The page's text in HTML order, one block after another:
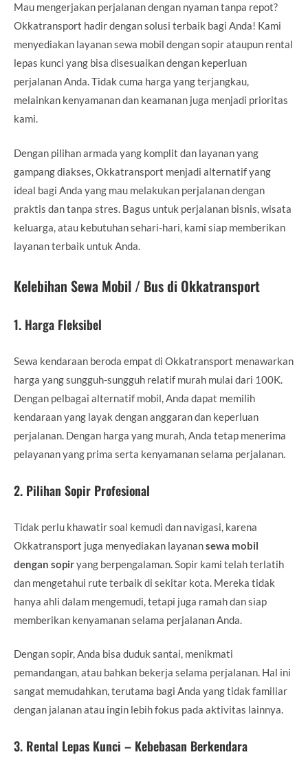
Mau mengerjakan perjalanan dengan nyaman tanpa repot?
Okkatransport hadir dengan solusi terbaik bagi Anda! Kami
menyediakan layanan sewa mobil dengan sopir ataupun rental
lepas kunci yang bisa disesuaikan dengan keperluan
perjalanan Anda. Tidak cuma harga yang terjangkau,
melainkan kenyamanan dan keamanan juga menjadi prioritas
kami.
Dengan pilihan armada yang komplit dan layanan yang
gampang diakses, Okkatransport menjadi alternatif yang
ideal bagi Anda yang mau melakukan perjalanan dengan
praktis dan tanpa stres. Bagus untuk perjalanan bisnis, wisata
keluarga, atau kebutuhan sehari-hari, kami siap memberikan
layanan terbaik untuk Anda.
Kelebihan Sewa Mobil / Bus di Okkatransport
1. Harga Fleksibel
Sewa kendaraan beroda empat di Okkatransport menawarkan
harga yang sungguh-sungguh relatif murah mulai dari 100K.
Dengan pelbagai alternatif mobil, Anda dapat memilih
kendaraan yang layak dengan anggaran dan keperluan
perjalanan. Dengan harga yang murah, Anda tetap menerima
pelayanan yang prima serta kenyamanan selama perjalanan.
2. Pilihan Sopir Profesional
Tidak perlu khawatir soal kemudi dan navigasi, karena
Okkatransport juga menyediakan layanansewa mobil
dengan sopiryang berpengalaman. Sopir kami telah terlatih
dan mengetahui rute terbaik di sekitar kota. Mereka tidak
hanya ahli dalam mengemudi, tetapi juga ramah dan siap
memberikan kenyamanan selama perjalanan Anda.
Dengan sopir, Anda bisa duduk santai, menikmati
pemandangan, atau bahkan bekerja selama perjalanan. Hal ini
sangat memudahkan, terutama bagi Anda yang tidak familiar
dengan jalanan atau ingin lebih fokus pada aktivitas lainnya.
3. Rental Lepas Kunci – Kebebasan Berkendara